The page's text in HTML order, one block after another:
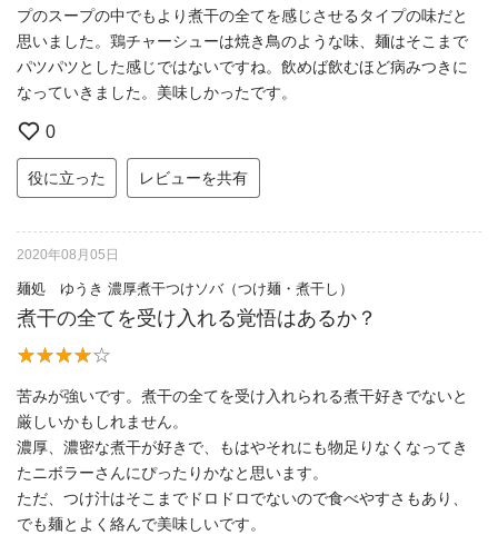
プのスープの中でもより煮干の全てを感じさせるタイプの味だと
思いました。鶏チャーシューは焼き鳥のような味、麺はそこまで
パツパツとした感じではないですね。飲めば飲むほど病みつきに
なっていきました。美味しかったです。
0
役に立った レビューを共有
2020年08月05日
麺処 ゆうき 濃厚煮干つけソバ（つけ麺・煮干し）
煮干の全てを受け入れる覚悟はあるか？
苦みが強いです。煮干の全てを受け入れられる煮干好きでないと
厳しいかもしれません。
濃厚、濃密な煮干が好きで、もはやそれにも物足りなくなってき
たニボラーさんにぴったりかなと思います。
ただ、つけ汁はそこまでドロドロでないので食べやすさもあり、
でも麺とよく絡んで美味しいです。